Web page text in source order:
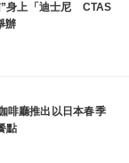
”身上「迪士尼 CTAS
辦
啡廳推出以日本春季
點